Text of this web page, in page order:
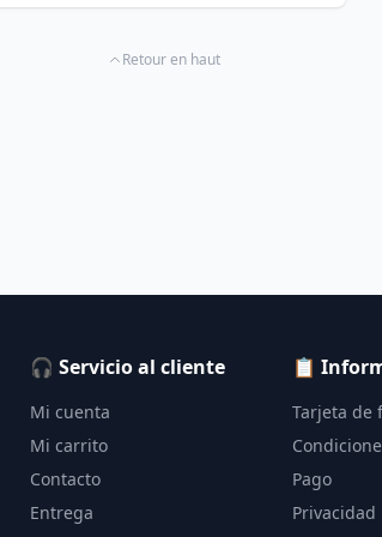
Retour en haut
🎧 Servicio al cliente
Mi cuenta
Mi carrito
Contacto
Entrega
📋
Tarjeta de
Pago
Privacidad